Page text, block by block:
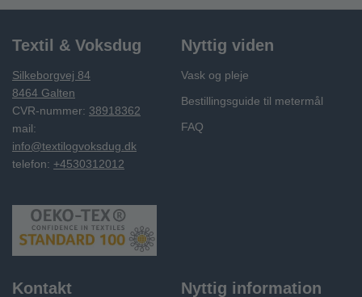
Textil & Voksdug
Silkeborgvej 84
8464 Galten
CVR-nummer: 38918362
mail:
info@textilogvoksdug.dk
telefon: +4530312012
Nyttig viden
Vask og pleje
Bestillingsguide til metermål
FAQ
Kontakt Nyttig information